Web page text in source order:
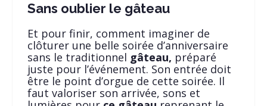
Sans oublier le gâteau
Et pour finir, comment imaginer de
clôturer une belle soirée d’anniversaire
sans le traditionnel gâteau, préparé
juste pour l’événement. Son entrée doit
être le point d’orgue de cette soirée. Il
faut valoriser son arrivée, sons et